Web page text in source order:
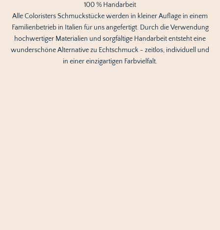
100 % Handarbeit
Alle Coloristers Schmuckstücke werden in kleiner Auflage in einem
Familienbetrieb in Italien für uns angefertigt. Durch die Verwendung
hochwertiger Materialien und sorgfältige Handarbeit entsteht eine
wunderschöne Alternative zu Echtschmuck - zeitlos, individuell und
in einer einzigartigen Farbvielfalt.